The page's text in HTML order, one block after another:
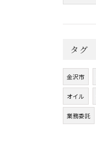
タグ
金沢市
オイル
業務委託